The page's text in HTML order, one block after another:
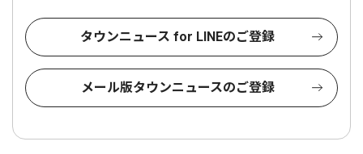
タウンニュース for LINEのご登録
メール版タウンニュースのご登録